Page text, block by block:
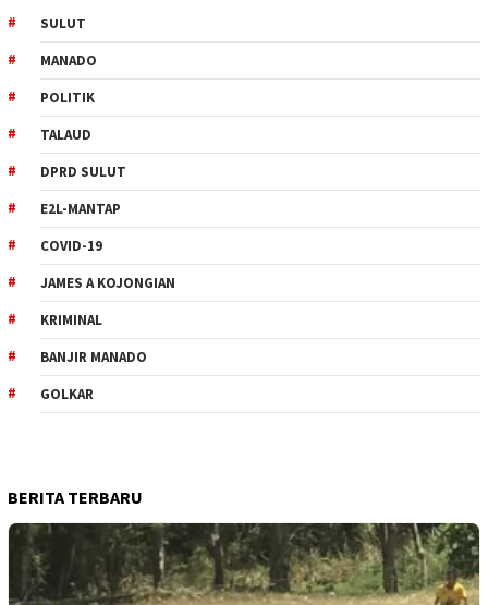
SULUT
MANADO
POLITIK
TALAUD
DPRD SULUT
E2L-MANTAP
COVID-19
JAMES A KOJONGIAN
KRIMINAL
BANJIR MANADO
GOLKAR
BERITA TERBARU